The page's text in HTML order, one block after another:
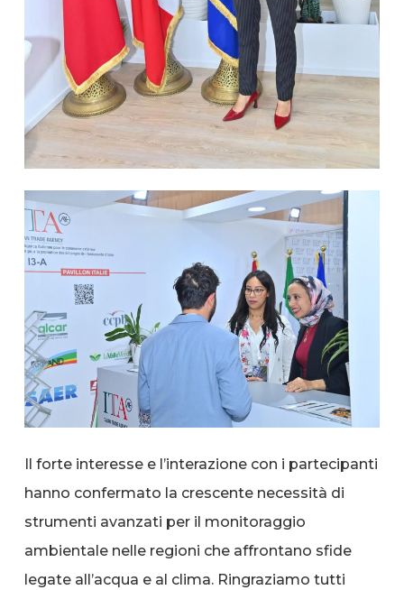
Il forte interesse e l’interazione con i partecipanti
hanno confermato la crescente necessità di
strumenti avanzati per il monitoraggio
ambientale nelle regioni che affrontano sfide
legate all’acqua e al clima. Ringraziamo tutti